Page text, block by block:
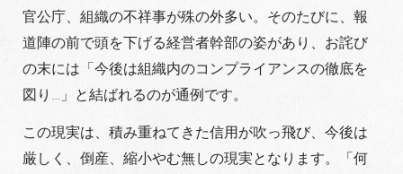
官公庁、組織の不祥事が殊の外多い。そのたびに、報
道陣の前で頭を下げる経営者幹部の姿があり、お詫び
の末には「今後は組織内のコンプライアンスの徹底を
図り…」と結ばれるのが通例です。
この現実は、積み重ねてきた信用が吹っ飛び、今後は
厳しく、倒産、縮小やむ無しの現実となります。「何